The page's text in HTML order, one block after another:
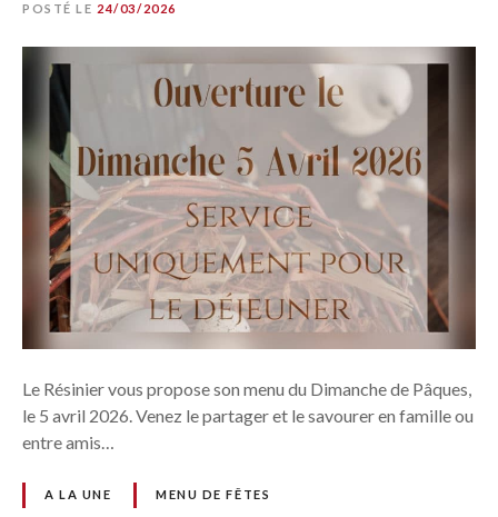
POSTÉ LE 24/03/2026
Le Résinier vous propose son menu du Dimanche de Pâques,
le 5 avril 2026. Venez le partager et le savourer en famille ou
entre amis…
A LA UNE MENU DE FÊTES